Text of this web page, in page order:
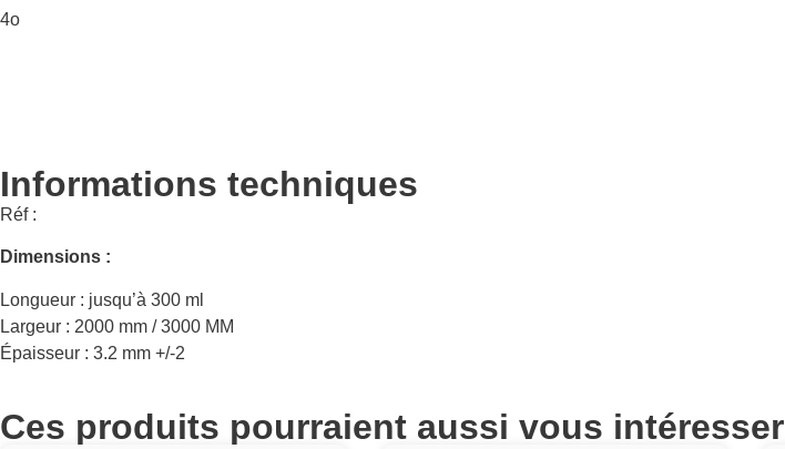
4o
Informations techniques
Réf :
Dimensions :
Longueur : jusqu’à 300 ml
Largeur : 2000 mm / 3000 MM
Épaisseur : 3.2 mm +/-2
Ces produits pourraient aussi vous intéresser